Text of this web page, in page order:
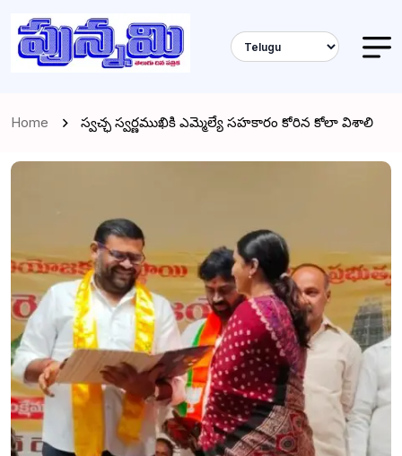
Home స్వచ్ఛ స్వర్ణముఖికి ఎమ్మెల్యే సహకారం కోరిన కోలా విశాలి